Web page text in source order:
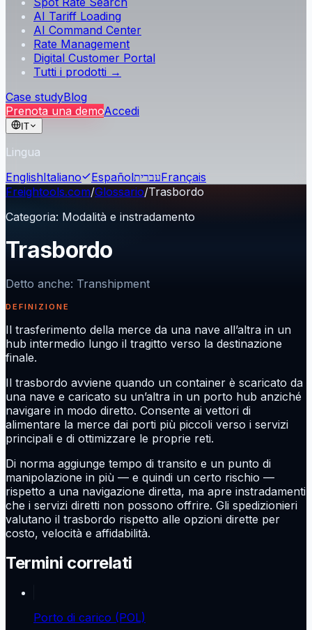
AI Tariff Loading
AI Command Center
Rate Management
Digital Customer Portal
Tutti i prodotti →
Case studyBlog
Prenota una demoAccedi
IT
Lingua
EnglishItaliano EspañolעבריתFrançais
Freightools.com/Glossario/Trasbordo
Categoria: Modalità e instradamento
Trasbordo
Detto anche: Transhipment
DEFINIZIONE
Il trasferimento della merce da una nave all’altra in un
hub intermedio lungo il tragitto verso la destinazione
finale.
Il trasbordo avviene quando un container è scaricato da
una nave e caricato su un’altra in un porto hub anziché
navigare in modo diretto. Consente ai vettori di
alimentare la merce dai porti più piccoli verso i servizi
principali e di ottimizzare le proprie reti.
Di norma aggiunge tempo di transito e un punto di
manipolazione in più — e quindi un certo rischio —
rispetto a una navigazione diretta, ma apre instradamenti
che i servizi diretti non possono offrire. Gli spedizionieri
valutano il trasbordo rispetto alle opzioni dirette per
costo, velocità e affidabilità.
Termini correlati
Porto di carico (POL)